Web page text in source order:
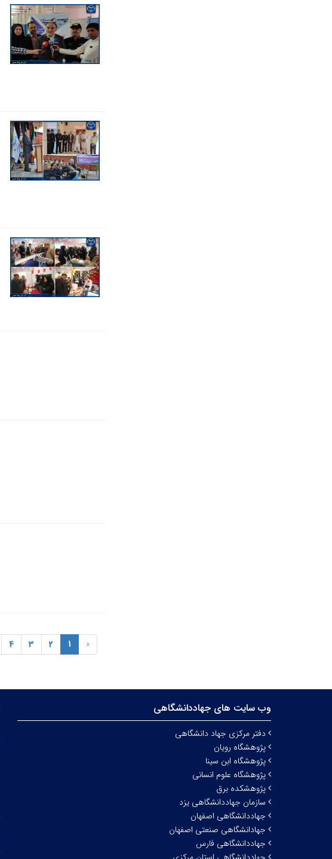
«
1
2
3
4
وب سایت های جهاددانشگاهی
دفتر مرکزی جهاد دانشگاهی
پژوهشگاه رویان
پژوهشگاه ابن سینا
پژوهشگاه علوم انسانی
پژوهشکده برق
سازمان جهاددانشگاهی یزد
جهاددانشگاهی اصفهان
جهادانشگاهی صنعتی اصفهان
جهاددانشگاهی فارس